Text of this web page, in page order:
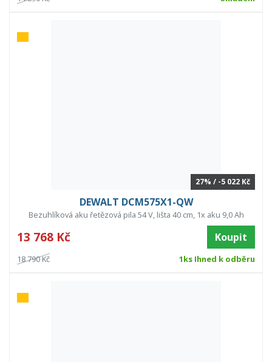
27% / -5 022 Kč
DEWALT DCM575X1-QW
Bezuhlíková aku řetězová pila 54 V, lišta 40 cm, 1x aku 9,0 Ah
13 768 Kč Koupit
18 790 Kč 1ks Ihned k odběru